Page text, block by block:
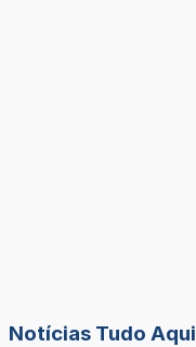
Notícias Tudo Aqui